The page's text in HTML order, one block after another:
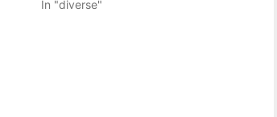
In "diverse"